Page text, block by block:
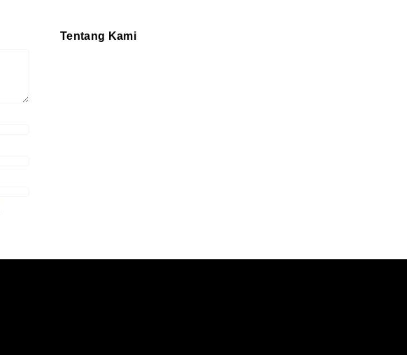
Tentang Kami